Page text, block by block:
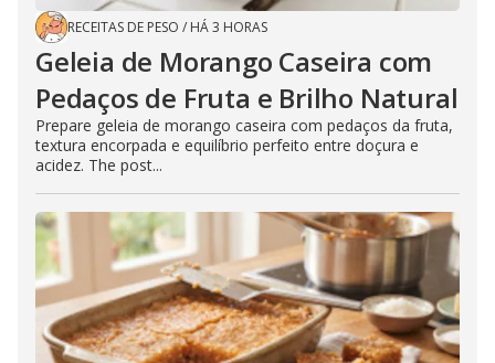
RECEITAS DE PESO / HÁ 3 HORAS
Geleia de Morango Caseira com
Pedaços de Fruta e Brilho Natural
Prepare geleia de morango caseira com pedaços da fruta,
textura encorpada e equilíbrio perfeito entre doçura e
acidez. The post...